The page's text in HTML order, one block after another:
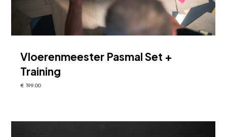
Vloerenmeester Pasmal Set +
Training
€ 199.00